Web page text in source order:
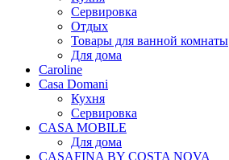
Сервировка
Отдых
Товары для ванной комнаты
Для дома
Caroline
Casa Domani
Кухня
Сервировка
CASA MOBILE
Для дома
CASAFINA BY COSTA NOVA